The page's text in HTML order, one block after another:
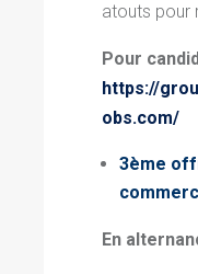
atouts pour
Pour
https://
obs.com/
3ème
En